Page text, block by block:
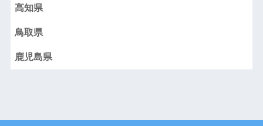
高知県
鳥取県
鹿児島県